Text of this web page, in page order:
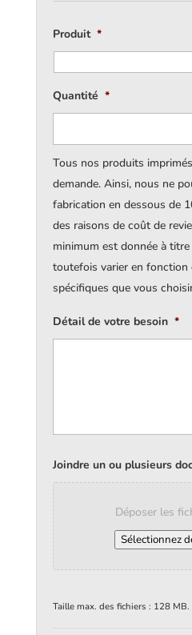
Produit *
Quantité *
Tous nos produits
demande. Ainsi, nous ne
fabrication en dessous de
des raisons de coût de
minimum est donnée à
toutefois varier en fonction
spécifiques que vous
Détail de votre besoin *
Joindre un ou plusieurs
Déposer les
Sélectionnez
Taille max. des fichiers : 128 MB.